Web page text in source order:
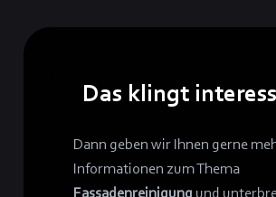
Das klingt
Dann geben wir Ihnen gerne
Informationen zum Thema
Fassadenreinigung und